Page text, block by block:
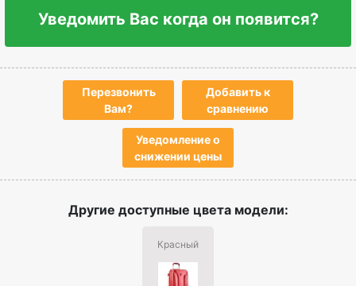
Уведомить Вас когда он появится?
Перезвонить
Вам?
Добавить к
сравнению
Уведомление о
снижении цены
Другие доступные цвета модели:
Красный